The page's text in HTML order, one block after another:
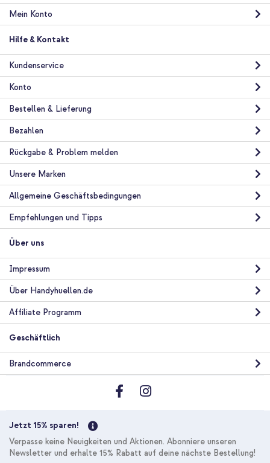
Mein Konto
Hilfe & Kontakt
Kundenservice
Konto
Bestellen & Lieferung
Bezahlen
Rückgabe & Problem melden
Unsere Marken
Allgemeine Geschäftsbedingungen
Empfehlungen und Tipps
Über uns
Impressum
Über Handyhuellen.de
Affiliate Programm
Geschäftlich
Brandcommerce
Jetzt 15% sparen!
Verpasse keine Neuigkeiten und Aktionen. Abonniere unseren
Newsletter und erhalte 15% Rabatt auf deine nächste Bestellung!